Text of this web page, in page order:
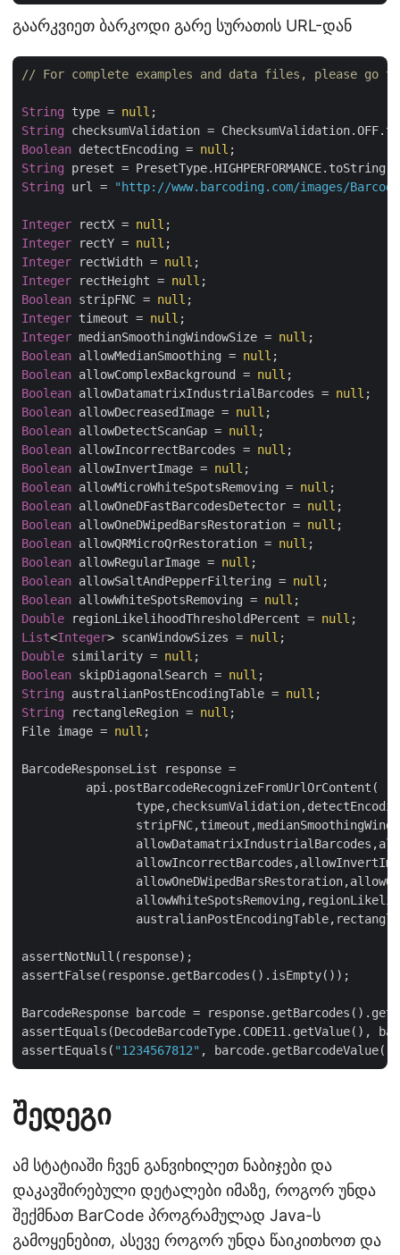
გაარკვიეთ ბარკოდი გარე სურათის URL-დან
// For complete examples and data files, please go
String type = null
String
Boolean detectEncoding = null
String
String url = "http://www.barcoding.com/images/
Integer rectX = null
Integer rectY = null
Integer rectWidth = null
Integer rectHeight = null
Boolean stripFNC = null
Integer timeout = null
Integer medianSmoothingWindowSize = null
Boolean allowMedianSmoothing = null
Boolean allowComplexBackground = null
Boolean allowDatamatrixIndustrialBarcodes = null
Boolean allowDecreasedImage = null
Boolean allowDetectScanGap = null
Boolean allowIncorrectBarcodes = null
Boolean allowInvertImage = null
Boolean allowMicroWhiteSpotsRemoving = null
Boolean allowOneDFastBarcodesDetector = null
Boolean allowOneDWipedBarsRestoration = null
Boolean allowQRMicroQrRestoration = null
Boolean allowRegularImage = null
Boolean allowSaltAndPepperFiltering = null
Boolean allowWhiteSpotsRemoving = null
Double regionLikelihoodThresholdPercent = null
List<Integer> scanWindowSizes = null
Double similarity = null
Boolean skipDiagonalSearch = null
String australianPostEncodingTable = null
String rectangleRegion = null ;
File image = null ;
BarcodeResponseList response =
assertNotNull(response);
assertFalse(response.getBarcodes().isEmpty());
BarcodeResponse barcode = response.getBarcodes().get(
assertEquals(DecodeBarcodeType.CODE11.getValue(),
assertEquals( "1234567812"
შედეგი
ამ სტატიაში ჩვენ განვიხილეთ ნაბიჯები და
დაკავშირებული დეტალები იმაზე, როგორ უნდა
შექმნათ BarCode პროგრამულად Java-ს
გამოყენებით, ასევე როგორ უნდა წაიკითხოთ და